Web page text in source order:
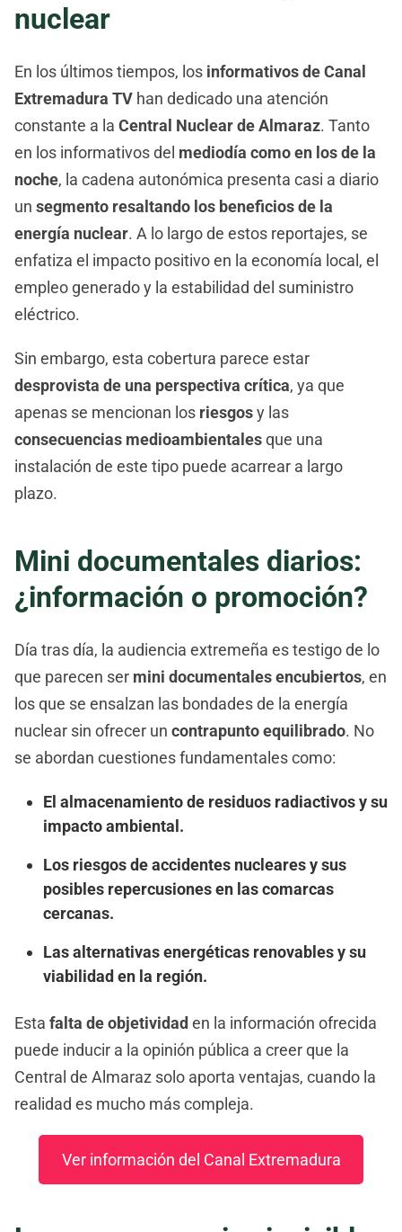
nuclear
En los últimos tiempos, los informativos de Canal
Extremadura TV han dedicado una atención
constante a la Central Nuclear de Almaraz. Tanto
en los informativos del mediodía como en los de la
noche, la cadena autonómica presenta casi a diario
un segmento resaltando los beneficios de la
energía nuclear. A lo largo de estos reportajes, se
enfatiza el impacto positivo en la economía local, el
empleo generado y la estabilidad del suministro
eléctrico.
Sin embargo, esta cobertura parece estar
desprovista de una perspectiva crítica, ya que
apenas se mencionan los riesgosy las
consecuencias medioambientalesque una
instalación de este tipo puede acarrear a largo
plazo.
Mini documentales diarios:
¿información o promoción?
Día tras día, la audiencia extremeña es testigo de lo
que parecen ser mini documentales encubiertos, en
los que se ensalzan las bondades de la energía
nuclear sin ofrecer un contrapunto equilibrado. No
se abordan cuestiones fundamentales como:
El almacenamiento de residuos radiactivos y su
impacto ambiental.
Los riesgos de accidentes nucleares y sus
posibles repercusiones en las comarcas
cercanas.
Las alternativas energéticas renovables y su
viabilidad en la región.
Esta falta de objetividaden la información ofrecida
puede inducir a la opinión pública a creer que la
Central de Almaraz solo aporta ventajas, cuando la
realidad es mucho más compleja.
Ver información del Canal Extremadura